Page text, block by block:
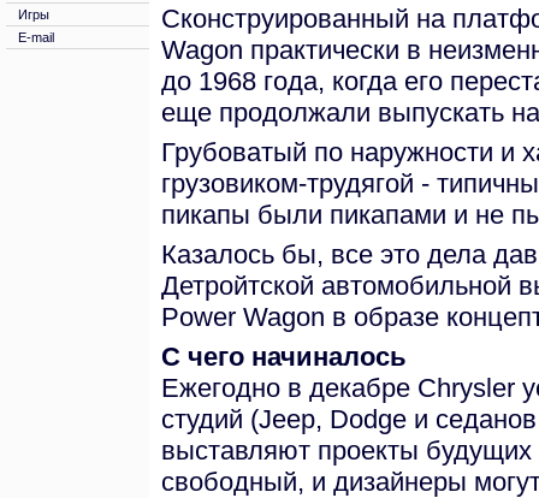
Игры
E-mail
Сконструированный на
Wagon практически в
до 1968 года, когда его
еще продолжали выпускать на
Грубоватый по наружности и
грузовиком-трудягой -
пикапы были пикапами и не
Казалось бы, все это дела
Детройтской автомобильной
Power Wagon в образе
С чего начиналось
Ежегодно в декабре Chrysler
студий (Jeep, Dodge и
выставляют проекты будущих
свободный, и дизайнеры